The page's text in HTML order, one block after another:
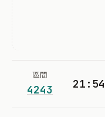
區間
4243 21:54